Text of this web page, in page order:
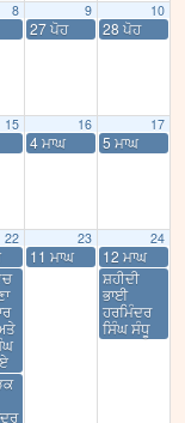
8 9
27 ਪੋਹ
10
28 ਪੋਹ
15 16
4 ਮਾਘ
17
5 ਮਾਘ
22 23
11 ਮਾਘ
24
12 ਮਾਘ
ਸ਼ਹੀਦੀ
ਭਾਈ
ਹਰਮਿੰਦਰ
ਸਿੰਘ ਸੰਧੂ